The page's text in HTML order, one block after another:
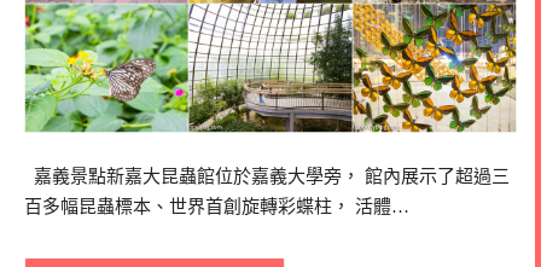
嘉義景點新嘉大昆蟲館位於嘉義大學旁， 館內展示了超過三
百多幅昆蟲標本、世界首創旋轉彩蝶柱， 活體…